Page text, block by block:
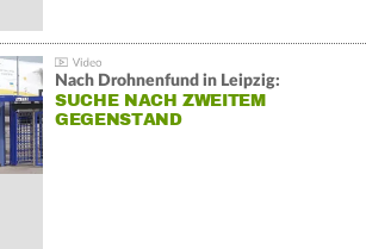
Nach Drohnenfund in Leipzig:
SUCHE NACH ZWEITEM
GEGENSTAND